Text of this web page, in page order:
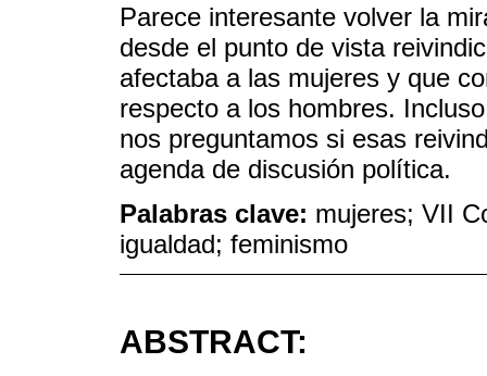
Parece interesante volver la
desde el punto de vista
afectaba a las mujeres y que
respecto a los hombres.
nos preguntamos si esas
agenda de discusión política.
Palabras clave: mujeres; VII
igualdad; feminismo
ABSTRACT: